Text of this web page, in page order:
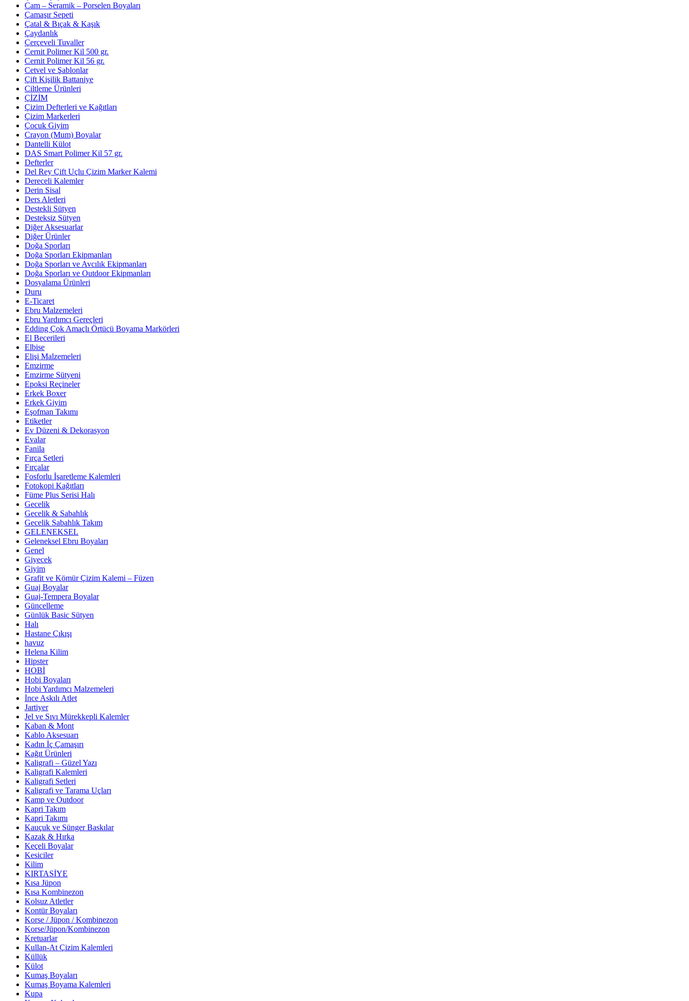
Cam – Seramik – Porselen Boyaları
Çamaşır Sepeti
Çatal & Bıçak & Kaşık
Çaydanlık
Çerçeveli Tuvaller
Cernit Polimer Kil 500 gr.
Cernit Polimer Kil 56 gr.
Cetvel ve Şablonlar
Çift Kişilik Battaniye
Ciltleme Ürünleri
ÇİZİM
Çizim Defterleri ve Kağıtları
Çizim Markerleri
Çocuk Giyim
Crayon (Mum) Boyalar
Dantelli Külot
DAS Smart Polimer Kil 57 gr.
Defterler
Del Rey Çift Uçlu Çizim Marker Kalemi
Dereceli Kalemler
Derin Sisal
Ders Aletleri
Destekli Sütyen
Desteksiz Sütyen
Diğer Aksesuarlar
Diğer Ürünler
Doğa Sporları
Doğa Sporları Ekipmanları
Doğa Sporları ve Avcılık Ekipmanları
Doğa Sporları ve Outdoor Ekipmanları
Dosyalama Ürünleri
Duru
E-Ticaret
Ebru Malzemeleri
Ebru Yardımcı Gereçleri
Edding Çok Amaçlı Örtücü Boyama Markörleri
El Becerileri
Elbise
Elişi Malzemeleri
Emzirme
Emzirme Sütyeni
Epoksi Reçineler
Erkek Boxer
Erkek Giyim
Eşofman Takımı
Etiketler
Ev Düzeni & Dekorasyon
Evalar
Fanila
Fırça Setleri
Fırçalar
Fosforlu İşaretleme Kalemleri
Fotokopi Kağıtları
Füme Plus Serisi Halı
Gecelik
Gecelik & Sabahlık
Gecelik Sabahlık Takım
GELENEKSEL
Geleneksel Ebru Boyaları
Genel
Giyecek
Giyim
Grafit ve Kömür Çizim Kalemi – Füzen
Guaj Boyalar
Guaj-Tempera Boyalar
Güncelleme
Günlük Basic Sütyen
Halı
Hastane Çıkışı
havuz
Helena Kilim
Hipster
HOBİ
Hobi Boyaları
Hobi Yardımcı Malzemeleri
İnce Askılı Atlet
Jartiyer
Jel ve Sıvı Mürekkepli Kalemler
Kaban & Mont
Kablo Aksesuarı
Kadın İç Çamaşırı
Kağıt Ürünleri
Kaligrafi – Güzel Yazı
Kaligrafi Kalemleri
Kaligrafi Setleri
Kaligrafi ve Tarama Uçları
Kamp ve Outdoor
Kapri Takım
Kapri Takımı
Kauçuk ve Sünger Baskılar
Kazak & Hırka
Keçeli Boyalar
Kesiciler
Kilim
KIRTASİYE
Kısa Jüpon
Kısa Kombinezon
Kolsuz Atletler
Kontür Boyaları
Korse / Jüpon / Kombinezon
Korse/Jüpon/Kombinezon
Kretuarlar
Kullan-At Çizim Kalemleri
Küllük
Külot
Kumaş Boyaları
Kumaş Boyama Kalemleri
Kupa